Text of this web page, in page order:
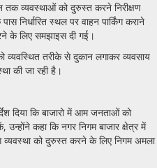
तक व्यवस्थाओं को दुरुस्त करने निरीक्षण
निर्धारित स्थल पर वाहन पार्किंग कराने
के लिए समझाइस दी गई।
व्यवस्थित तरीके से दुकान लगाकर व्यवसाय
की जा रही है।
दिया कि बाजारो में आम जनताओं को
कहा कि नगर निगम बाजार क्षेत्र में
व्यवस्था को दुरुस्त करने के लिए निगम अमला